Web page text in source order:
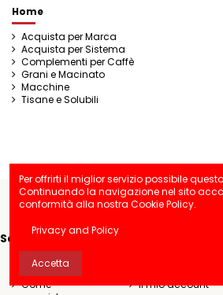
Home
Acquista per Marca
Acquista per Sistema
Complementi per Caffè
Grani e Macinato
Macchine
Tisane e Solubili
Seguici
Informazioni
Come
Il mio account
Per offrirti il miglior servizio possibile
Continuando la navigazione nel sito
conformità alla nostra Cookie Policy.
Privacy and Policy
Accetta